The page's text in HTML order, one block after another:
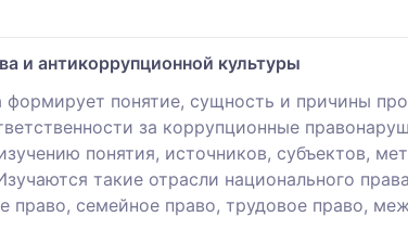
и антикоррупционной культуры
формирует понятие, сущность и причины
за коррупционные
понятия, источников, субъектов,
такие отрасли национального
право, семейное право, трудовое право,